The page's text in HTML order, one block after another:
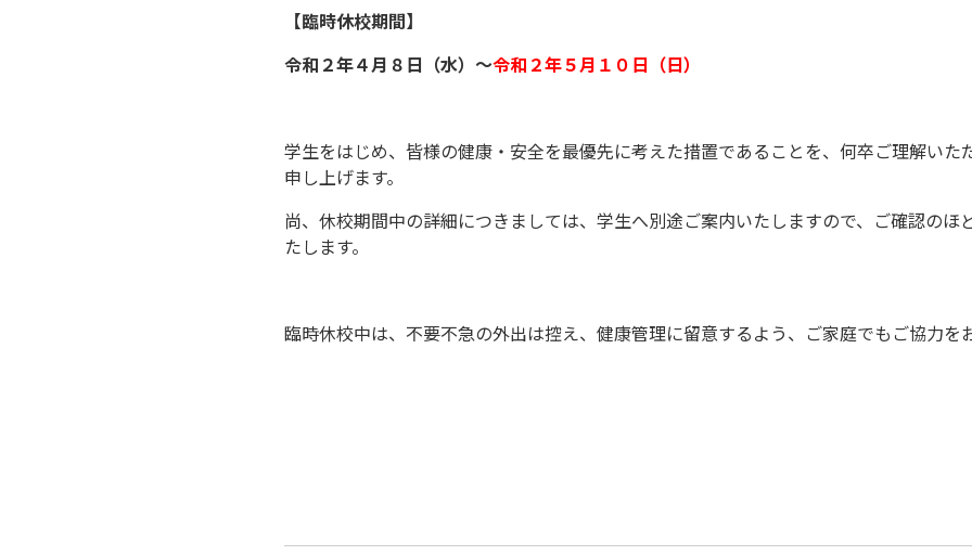
【臨時休校期間】
令和２年４月８日（水）～令和２年５月１０日（日）
学生をはじめ、皆様の健康・安全を最優先に考えた措置であることを、何卒ご理解いた
申し上げます。
尚、休校期間中の詳細につきましては、学生へ別途ご案内いたしますので、ご確認のほ
たします。
臨時休校中は、不要不急の外出は控え、健康管理に留意するよう、ご家庭でもご協力を